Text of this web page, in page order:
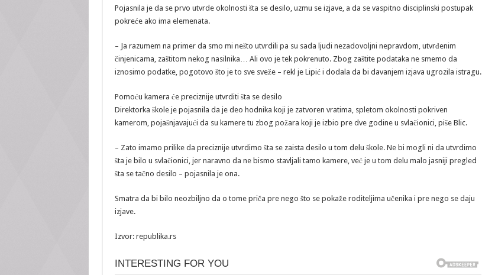
Pojasnila je da se prvo utvrde okolnosti šta se desilo, uzmu se izjave, a da se vaspitno disciplinski postupak
pokreće ako ima elemenata.
– Ja razumem na primer da smo mi nešto utvrdili pa su sada ljudi nezadovoljni nepravdom, utvrđenim
činjenicama, zaštitom nekog nasilnika… Ali ovo je tek pokrenuto. Zbog zaštite podataka ne smemo da
iznosimo podatke, pogotovo što je to sve sveže – rekl je Lipić i dodala da bi davanjem izjava ugrozila istragu.
Pomoću kamera će preciznije utvrditi šta se desilo
Direktorka škole je pojasnila da je deo hodnika koji je zatvoren vratima, spletom okolnosti pokriven
kamerom, pojašnjavajući da su kamere tu zbog požara koji je izbio pre dve godine u svlačionici, piše Blic.
– Zato imamo prilike da preciznije utvrdimo šta se zaista desilo u tom delu škole. Ne bi mogli ni da utvrdimo
šta je bilo u svlačionici, jer naravno da ne bismo stavljali tamo kamere, već je u tom delu malo jasniji pregled
šta se tačno desilo – pojasnila je ona.
Smatra da bi bilo neozbiljno da o tome priča pre nego što se pokaže roditeljima učenika i pre nego se daju
izjave.
Izvor: republika.rs